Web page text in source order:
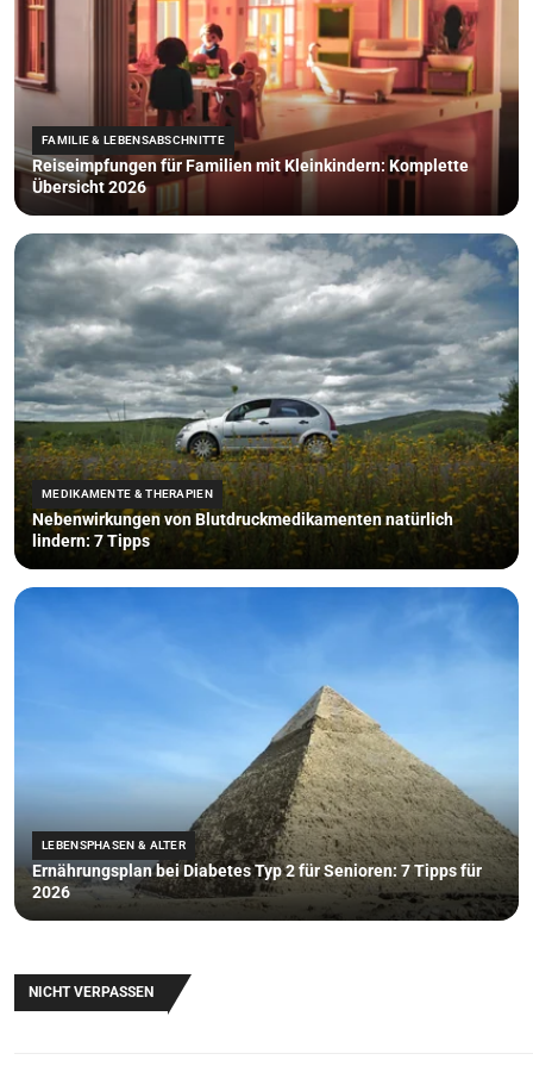
FAMILIE & LEBENSABSCHNITTE
Reiseimpfungen für Familien mit Kleinkindern: Komplette
Übersicht 2026
MEDIKAMENTE & THERAPIEN
Nebenwirkungen von Blutdruckmedikamenten natürlich
lindern: 7 Tipps
LEBENSPHASEN & ALTER
Ernährungsplan bei Diabetes Typ 2 für Senioren: 7 Tipps für
2026
NICHT VERPASSEN